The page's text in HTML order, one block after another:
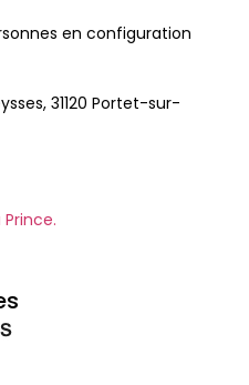
en configuration
31120 Portet-sur-